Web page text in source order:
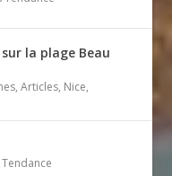
la plage Beau
,Articles, Nice,